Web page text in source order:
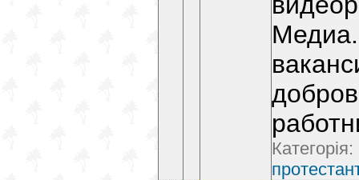
Медиа.
Категорія: